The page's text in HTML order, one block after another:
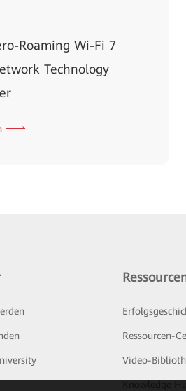
Roaming Wi-Fi 7
Technology
Ressourcen-
Video-